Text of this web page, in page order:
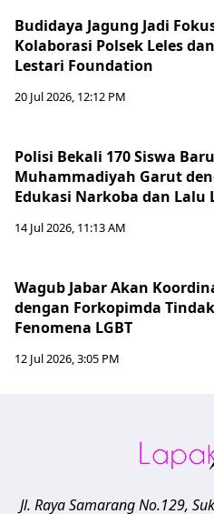
Budidaya Jagung Jadi
Kolaborasi Polsek Leles
Lestari Foundation
20 Jul 2026, 12:12 PM
Polisi Bekali 170 Siswa
Muhammadiyah Garut
Edukasi Narkoba dan Lalu
14 Jul 2026, 11:13 AM
Wagub Jabar Akan
dengan Forkopimda
Fenomena LGBT
12 Jul 2026, 3:05 PM
Jl. Raya Samarang No.129,